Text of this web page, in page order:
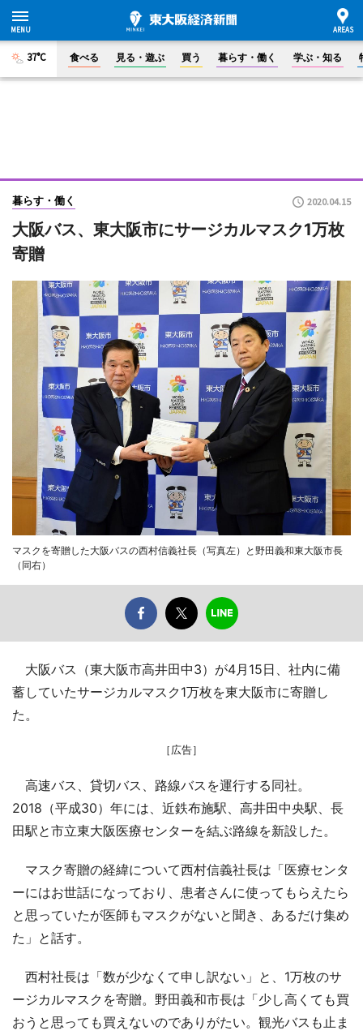
37°C 食べる 見る・遊ぶ 買う 暮らす・働く 学ぶ・知る
暮らす・働く 2020.04.15
大阪バス、東大阪市にサージカルマスク1万枚
寄贈
マスクを寄贈した大阪バスの西村信義社長（写真左）と野田義和東大阪市長
（同右）
大阪バス（東大阪市高井田中3）が4月15日、社内に備
蓄していたサージカルマスク1万枚を東大阪市に寄贈し
た。
［広告］
高速バス、貸切バス、路線バスを運行する同社。
2018（平成30）年には、近鉄布施駅、高井田中央駅、長
田駅と市立東大阪医療センターを結ぶ路線を新設した。
マスク寄贈の経緯について西村信義社長は「医療センタ
ーにはお世話になっており、患者さんに使ってもらえたら
と思っていたが医師もマスクがないと聞き、あるだけ集め
た」と話す。
西村社長は「数が少なくて申し訳ない」と、1万枚のサ
ージカルマスクを寄贈。野田義和市長は「少し高くても買
おうと思っても買えないのでありがたい。観光バスも止ま